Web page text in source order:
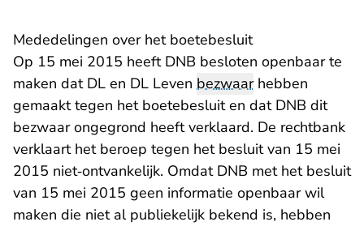
Mededelingen over het boetebesluit
Op 15 mei 2015 heeft DNB besloten openbaar te
maken dat DL en DL Leven bezwaarhebben
gemaakt tegen het boetebesluit en dat DNB dit
bezwaar ongegrond heeft verklaard. De rechtbank
verklaart het beroep tegen het besluit van 15 mei
2015 niet‑ontvankelijk. Omdat DNB met het besluit
van 15 mei 2015 geen informatie openbaar wil
maken die niet al publiekelijk bekend is, hebben